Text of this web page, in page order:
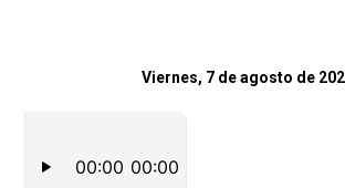
Viernes, 7 de agosto de